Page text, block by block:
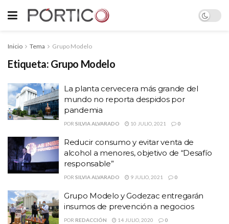
Inicio Tema Grupo Modelo
Etiqueta: Grupo Modelo
La planta cervecera más grande del
mundo no reporta despidos por
pandemia
POR SILVIA ALVARADO 10 JULIO, 2021 0
Reducir consumo y evitar venta de
alcohol a menores, objetivo de “Desafío
responsable”
POR SILVIA ALVARADO 9 JULIO, 2021 0
Grupo Modelo y Godezac entregarán
insumos de prevención a negocios
POR REDACCIÓN 14 JULIO, 2020 0